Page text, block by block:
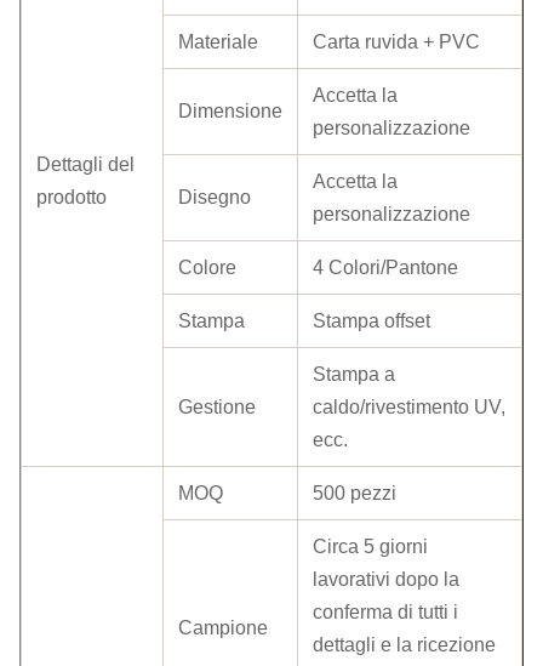
Dettagli del
prodotto
Materiale Carta ruvida + PVC
Dimensione
Accetta la
personalizzazione
Disegno
Accetta la
personalizzazione
Colore 4 Colori/Pantone
Stampa Stampa offset
Gestione
Stampa a
caldo/rivestimento UV,
ecc.
MOQ 500 pezzi
Campione
Circa 5 giorni
lavorativi dopo la
conferma di tutti i
dettagli e la ricezione